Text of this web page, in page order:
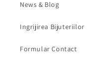
News & Blog
Ingrijirea Bijuteriilor
Formular Contact